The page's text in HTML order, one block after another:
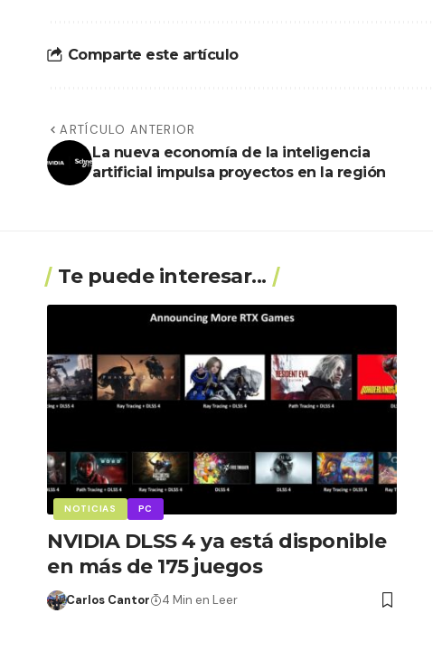
Comparte este artículo
ARTÍCULO ANTERIOR
La nueva economía de la inteligencia
artificial impulsa proyectos en la región
Te puede interesar...
NOTICIAS PC
NVIDIA DLSS 4 ya está disponible
en más de 175 juegos
Carlos Cantor 4 Min en Leer